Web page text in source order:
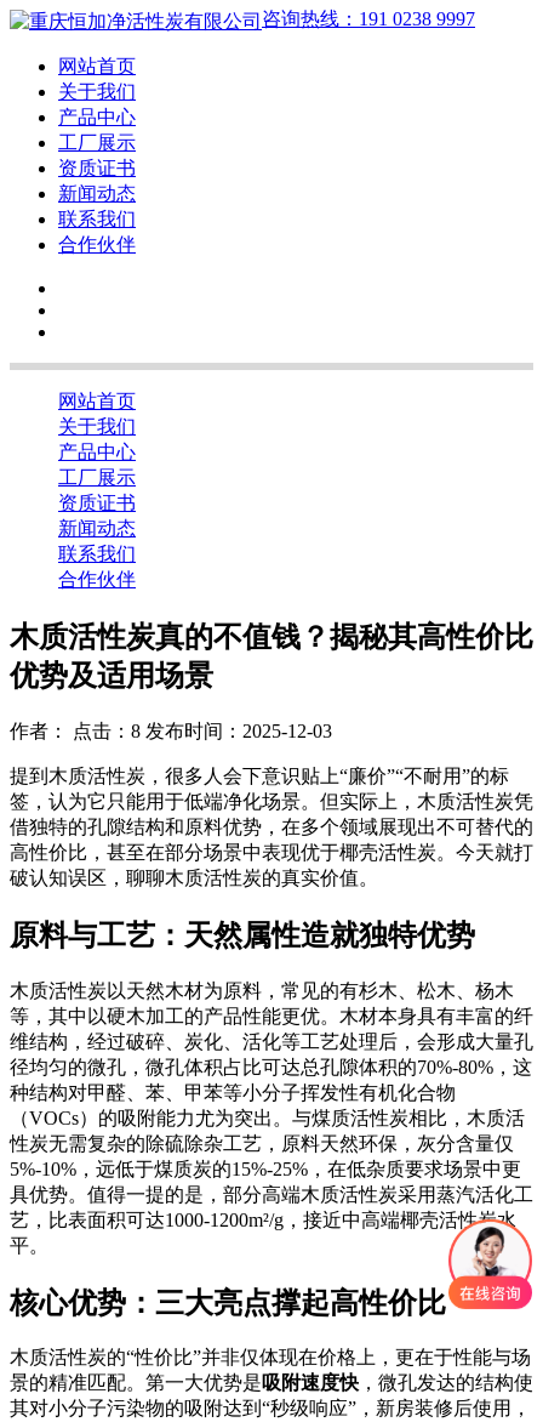
咨询热线：191 0238 9997
网站首页
关于我们
产品中心
工厂展示
资质证书
新闻动态
联系我们
合作伙伴
网站首页
关于我们
产品中心
工厂展示
资质证书
新闻动态
联系我们
合作伙伴
木质活性炭真的不值钱？揭秘其高性价比
优势及适用场景
作者： 点击：8 发布时间：2025-12-03
提到木质活性炭，很多人会下意识贴上“廉价”“不耐用”的标
签，认为它只能用于低端净化场景。但实际上，木质活性炭凭
借独特的孔隙结构和原料优势，在多个领域展现出不可替代的
高性价比，甚至在部分场景中表现优于椰壳活性炭。今天就打
破认知误区，聊聊木质活性炭的真实价值。
原料与工艺：天然属性造就独特优势
木质活性炭以天然木材为原料，常见的有杉木、松木、杨木
等，其中以硬木加工的产品性能更优。木材本身具有丰富的纤
维结构，经过破碎、炭化、活化等工艺处理后，会形成大量孔
径均匀的微孔，微孔体积占比可达总孔隙体积的70%-80%，这
种结构对甲醛、苯、甲苯等小分子挥发性有机化合物
（VOCs）的吸附能力尤为突出。与煤质活性炭相比，木质活
性炭无需复杂的除硫除杂工艺，原料天然环保，灰分含量仅
5%-10%，远低于煤质炭的15%-25%，在低杂质要求场景中更
具优势。值得一提的是，部分高端木质活性炭采用蒸汽活化工
艺，比表面积可达1000-1200m²/g，接近中高端椰壳活性炭水
平。
核心优势：三大亮点撑起高性价比
木质活性炭的“性价比”并非仅体现在价格上，更在于性能与场
景的精准匹配。第一大优势是吸附速度快 ，微孔发达的结构使
其对小分子污染物的吸附达到“秒级响应”，新房装修后使用，